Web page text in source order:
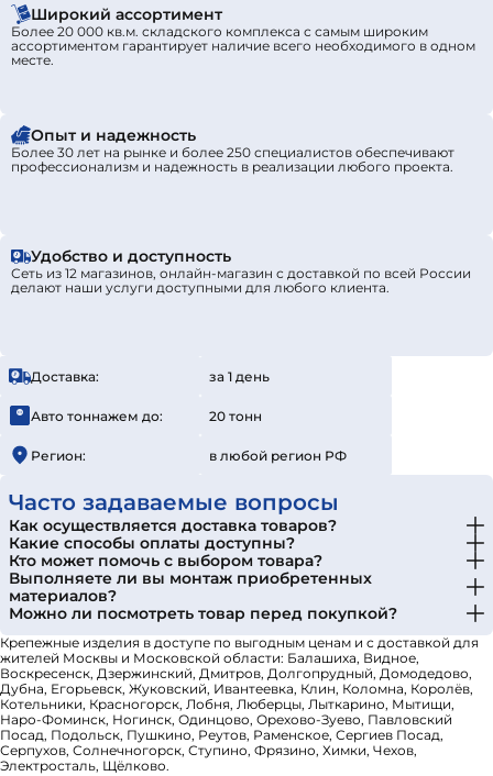
Широкий ассортимент
Более 20 000 кв.м. складского комплекса с самым широким
ассортиментом гарантирует наличие всего необходимого в одном
месте.
Опыт и надежность
Более 30 лет на рынке и более 250 специалистов обеспечивают
профессионализм и надежность в реализации любого проекта.
Удобство и доступность
Сеть из 12 магазинов, онлайн-магазин с доставкой по всей России
делают наши услуги доступными для любого клиента.
Доставка: за 1 день
Авто тоннажем до: 20 тонн
Регион: в любой регион РФ
Часто задаваемые вопросы
Как осуществляется доставка товаров?
Какие способы оплаты доступны?
Кто может помочь с выбором товара?
Выполняете ли вы монтаж приобретенных
материалов?
Можно ли посмотреть товар перед покупкой?
Крепежные изделия в доступе по выгодным ценам и с доставкой для
жителей Москвы и Московской области: Балашиха, Видное,
Воскресенск, Дзержинский, Дмитров, Долгопрудный, Домодедово,
Дубна, Егорьевск, Жуковский, Ивантеевка, Клин, Коломна, Королёв,
Котельники, Красногорск, Лобня, Люберцы, Лыткарино, Мытищи,
Наро-Фоминск, Ногинск, Одинцово, Орехово-Зуево, Павловский
Посад, Подольск, Пушкино, Реутов, Раменское, Сергиев Посад,
Серпухов, Солнечногорск, Ступино, Фрязино, Химки, Чехов,
Электросталь, Щёлково.